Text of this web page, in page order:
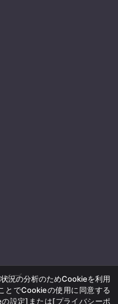
イブ
況の分析のためCookieを利用
とでCookieの使用に同意する
設定] または[プライバシーポ